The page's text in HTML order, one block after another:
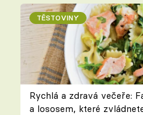
TĚSTOVINY
Rychlá a zdravá večeře:
a lososem, které